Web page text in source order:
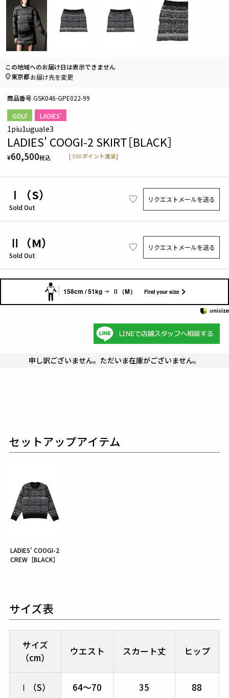
GOLF LADIES'
1piu1uguale3
LADIES' COOGI-2 SKIRT［BLACK］
¥60,500税込 [ 550 ポイント進呈]
商品番号 GSK046-GPE022-99
Ⅰ（S）
Sold Out
リクエストメールを送る
Ⅱ（M）
Sold Out
リクエストメールを送る
158cm / 51kg Ⅱ（M） Find your size
この地域へのお届け日は表示できません
東京都お届け先を変更
申し訳ございません。ただいま在庫がございません。
セットアップアイテム
LADIES' COOGI-2
CREW［BLACK］
サイズ表
サイズ
（cm）
ウエスト スカート丈 ヒップ
Ⅰ（S） 64～70 35 88